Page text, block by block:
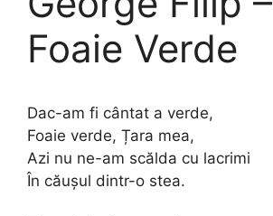
Foaie Verde
Dac-am fi cântat a verde,
Foaie verde, Țara mea,
Azi nu ne-am scălda cu lacrimi
În căușul dintr-o stea.